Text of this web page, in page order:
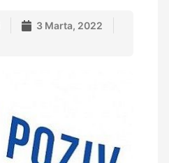
3 Marta, 2022